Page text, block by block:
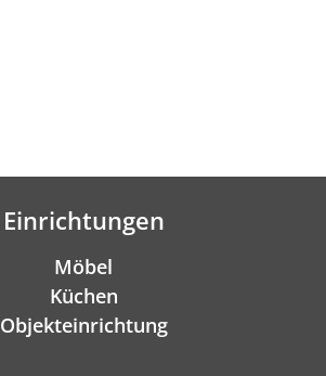
Einrichtungen
Möbel
Küchen
Objekteinrichtung